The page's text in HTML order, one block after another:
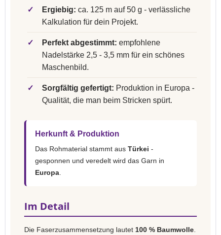
✓ Ergiebig: ca. 125 m auf 50 g - verlässliche
Kalkulation für dein Projekt.
✓ Perfekt abgestimmt: empfohlene
Nadelstärke 2,5 - 3,5 mm für ein schönes
Maschenbild.
✓ Sorgfältig gefertigt: Produktion in Europa -
Qualität, die man beim Stricken spürt.
Herkunft & Produktion
Das Rohmaterial stammt aus Türkei -
gesponnen und veredelt wird das Garn in
Europa
Im Detail
Die Faserzusammensetzung lautet 100 % Baumwolle